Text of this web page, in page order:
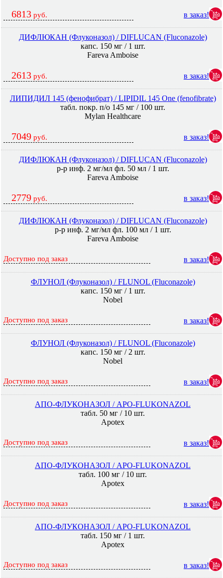
6813 руб. в заказ!
ДИФЛЮКАН (Флуконазол) / DIFLUCAN (Fluconazole)
капс. 150 мг / 1 шт.
Fareva Amboise
2613 руб. в заказ!
ЛИПИДИЛ 145 (фенофибрат) / LIPIDIL 145 One (fenofibrate)
табл. покр. п/о 145 мг / 100 шт.
Mylan Healthcare
7049 руб. в заказ!
ДИФЛЮКАН (Флуконазол) / DIFLUCAN (Fluconazole)
р-р инф. 2 мг/мл фл. 50 мл / 1 шт.
Fareva Amboise
2779 руб. в заказ!
ДИФЛЮКАН (Флуконазол) / DIFLUCAN (Fluconazole)
р-р инф. 2 мг/мл фл. 100 мл / 1 шт.
Fareva Amboise
Доступно под заказ в заказ!
ФЛУНОЛ (Флуконазол) / FLUNOL (Fluconazole)
капс. 150 мг / 1 шт.
Nobel
Доступно под заказ в заказ!
ФЛУНОЛ (Флуконазол) / FLUNOL (Fluconazole)
капс. 150 мг / 2 шт.
Nobel
Доступно под заказ в заказ!
АПО-ФЛУКОНАЗОЛ / APO-FLUKONAZOL
табл. 50 мг / 10 шт.
Apotex
Доступно под заказ в заказ!
АПО-ФЛУКОНАЗОЛ / APO-FLUKONAZOL
табл. 100 мг / 10 шт.
Apotex
Доступно под заказ в заказ!
АПО-ФЛУКОНАЗОЛ / APO-FLUKONAZOL
табл. 150 мг / 1 шт.
Apotex
Доступно под заказ в заказ!